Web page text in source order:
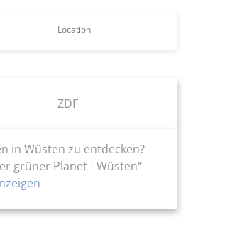
Location
ZDF
in Wüsten zu entdecken?
grüner Planet - Wüsten"